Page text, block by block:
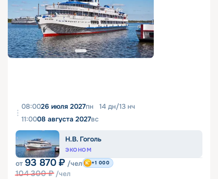
08:0026 июля 2027пн 14 дн/13 нч
11:0008 августа 2027вс
Н.В. Гоголь
ЭКОНОМ
от 93 870 ₽ /чел
104 300₽ /чел
+1 000